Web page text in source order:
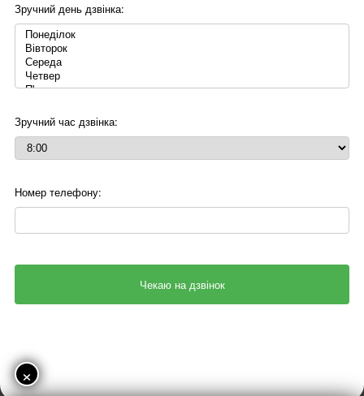
Зручний день дзвінка:
Зручний час дзвінка:
Номер телефону:
×